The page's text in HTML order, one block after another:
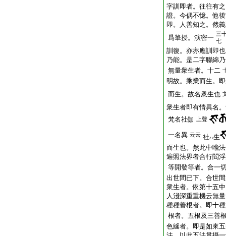
字訓即者。往往有
證。今偶不憶。他
即。人善知之。然
爲筆授。演密一 三
七
訓復。亦亦應訓即
乃能。是二字聯綿
無量衆生者。十二
明故。乘業而生。
而生。故名衆生也
衆生者即有情異名
梵名社伽
上聲
一名異 云云 社ハ生
而生也。然此中喩
遍照法界者合行閻
等開發等者。合一
出世間已下。合世
衆生者。依第十五
人淺深重重機云無量
種種善根者。即十
根者。五根及三善
色綖者。即是如來